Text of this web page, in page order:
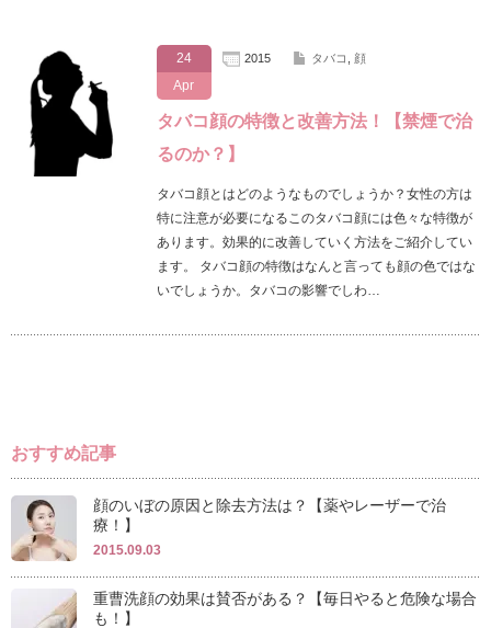
24
Apr
2015 タバコ 顔
タバコ顔の特徴と改善方法！【禁煙で治
るのか？】
タバコ顔とはどのようなものでしょうか？女性の方は
特に注意が必要になるこのタバコ顔には色々な特徴が
あります。効果的に改善していく方法をご紹介してい
ます。 タバコ顔の特徴はなんと言っても顔の色ではな
いでしょうか。タバコの影響でしわ…
おすすめ記事
顔のいぼの原因と除去方法は？【薬やレーザーで治
療！】
2015.09.03
重曹洗顔の効果は賛否がある？【毎日やると危険な場合
も！】